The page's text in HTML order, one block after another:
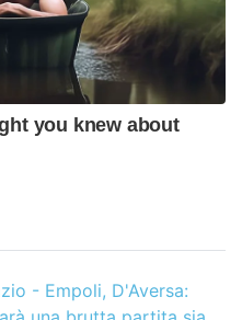
- Empoli, D'Aversa: